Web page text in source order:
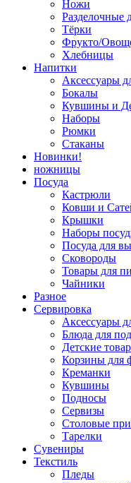
Ножи
Разделочные
Тёрки
Фрукто/
Хлебницы
Напитки
Аксессуары
Бокалы
Кувшины и
Наборы
Рюмки
Стаканы
Новинки!
ножницы
Посуда
Кастрюли
Ковши и
Крышки
Наборы
Посуда для
Сковороды
Товары для
Чайники
Разное
Сервировка
Аксессуары
Блюда для
Детские
Корзины для
Креманки
Кувшины
Подносы
Сервизы
Столовые
Тарелки
Сувениры
Текстиль
Пледы